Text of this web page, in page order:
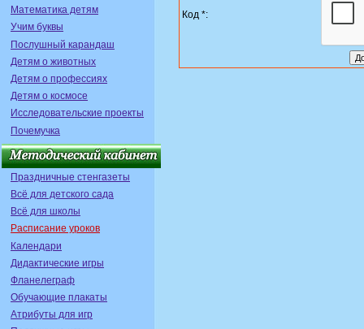
Математика детям
Учим буквы
Послушный карандаш
Детям о животных
Детям о профессиях
Детям о космосе
Исследовательские проекты
Почемучка
Праздничные стенгазеты
Всё для детского сада
Всё для школы
Расписание уроков
Календари
Дидактические игры
Фланелеграф
Обучающие плакаты
Атрибуты для игр
Код *: